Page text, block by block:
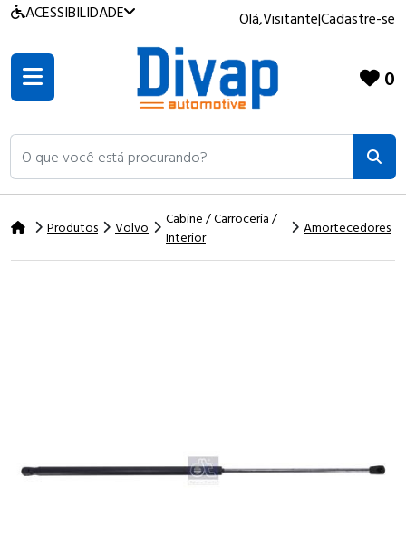
ACESSIBILIDADE Olá,Visitante|Cadastre-se
O que você está procurando?
0
Produtos Volvo
Cabine / Carroceria /
Interior
Amortecedores